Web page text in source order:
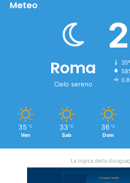
Meteo
Roma
Cielo sereno
35 ℃
Ven
33 ℃
Sab
36 ℃
Dom
La logica della